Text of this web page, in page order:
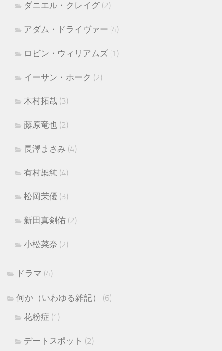
ダニエル・クレイグ (2)
アダム・ドライヴァー (4)
ロビン・ウィリアムズ (1)
イーサン・ホーク (2)
木村拓哉 (3)
藤原竜也 (2)
長澤まさみ (4)
有村架純 (4)
松岡茉優 (3)
新田真剣佑 (2)
小松菜奈 (2)
ドラマ (4)
何か（いわゆる雑記）
(6)
花粉症 (1)
デートスポット (2)